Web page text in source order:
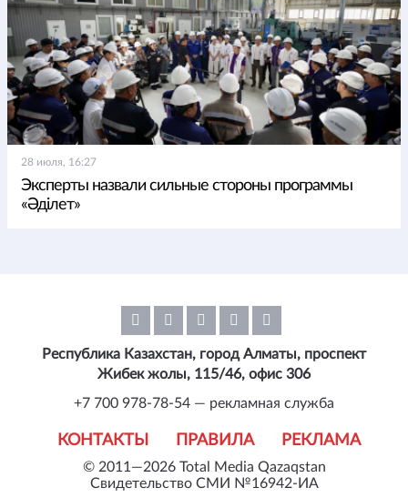
28 июля, 16:27
Эксперты назвали сильные стороны программы
«Әділет»
© 2011—2026 Total Media Qazaqstan
Свидетельство СМИ №16942-ИА
КОНТАКТЫ ПРАВИЛА РЕКЛАМА
Республика Казахстан, город Алматы, проспект
Жибек жолы, 115/46, офис 306
+7 700 978-78-54 — рекламная служба